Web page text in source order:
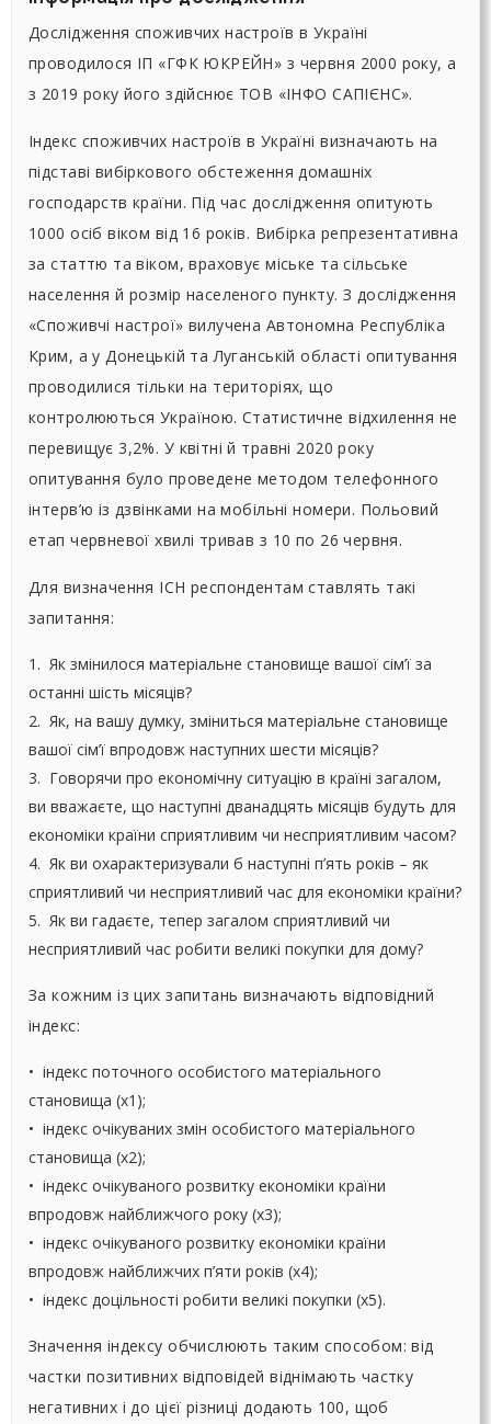
Дослідження споживчих настроїв в Україні
проводилося ІП «ГФК ЮКРЕЙН» з червня 2000 року, а
з 2019 року його здійснює ТОВ «ІНФО САПІЄНС».
Індекс споживчих настроїв в Україні визначають на
підставі вибіркового обстеження домашніх
господарств країни. Під час дослідження опитують
1000 осіб віком від 16 років. Вибірка репрезентативна
за статтю та віком, враховує міське та сільське
населення й розмір населеного пункту. З дослідження
«Споживчі настрої» вилучена Автономна Республіка
Крим, а у Донецькій та Луганській області опитування
проводилися тільки на територіях, що
контролюються Україною. Статистичне відхилення не
перевищує 3,2%. У квітні й травні 2020 року
опитування було проведене методом телефонного
інтерв’ю із дзвінками на мобільні номери. Польовий
етап червневої хвилі тривав з 10 по 26 червня.
Для визначення ІСН респондентам ставлять такі
запитання:
1. Як змінилося матеріальне становище вашої сім’ї за
останні шість місяців?
2. Як, на вашу думку, зміниться матеріальне становище
вашої сім’ї впродовж наступних шести місяців?
3. Говорячи про економічну ситуацію в країні загалом,
ви вважаєте, що наступні дванадцять місяців будуть для
економіки країни сприятливим чи несприятливим часом?
4. Як ви охарактеризували б наступні п’ять років – як
сприятливий чи несприятливий час для економіки країни?
5. Як ви гадаєте, тепер загалом сприятливий чи
несприятливий час робити великі покупки для дому?
За кожним із цих запитань визначають відповідний
індекс:
• індекс поточного особистого матеріального
становища (х1);
• індекс очікуваних змін особистого матеріального
становища (х2);
• індекс очікуваного розвитку економіки країни
впродовж найближчого року (х3);
• індекс очікуваного розвитку економіки країни
впродовж найближчих п’яти років (х4);
• індекс доцільності робити великі покупки (х5).
Значення індексу обчислюють таким способом: від
частки позитивних відповідей віднімають частку
негативних і до цієї різниці додають 100, щоб